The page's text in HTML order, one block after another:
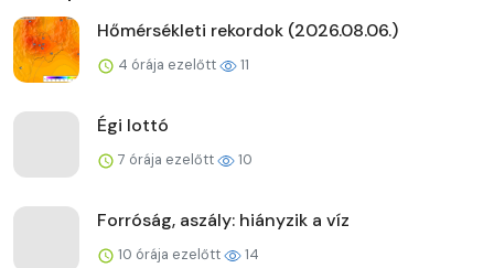
Hőmérsékleti rekordok (2026.08.06.)
4 órája ezelőtt 11
Égi lottó
7 órája ezelőtt 10
Forróság, aszály: hiányzik a víz
10 órája ezelőtt 14